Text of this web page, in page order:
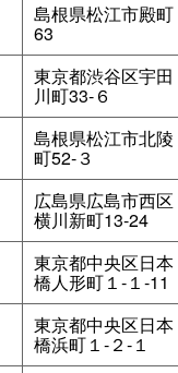
島根県松江市殿町
63
東京都渋谷区宇田
川町33‐６
島根県松江市北陵
町52‐３
広島県広島市西区
横川新町13‐24
東京都中央区日本
橋人形町１‐１‐11
東京都中央区日本
橋浜町１‐２‐１